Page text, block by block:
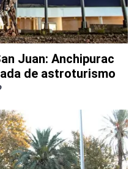
Juan: Anchipurac
de astroturismo